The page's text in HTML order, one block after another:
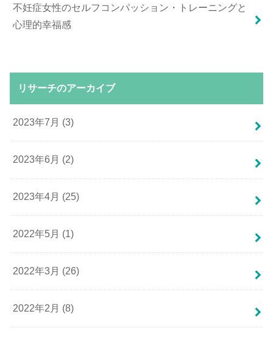
不妊症女性のセルフコンパッション・トレーニングと
心理的幸福感
リサーチのアーカイブ
2023年7月 (3)
2023年6月 (2)
2023年4月 (25)
2022年5月 (1)
2022年3月 (26)
2022年2月 (8)